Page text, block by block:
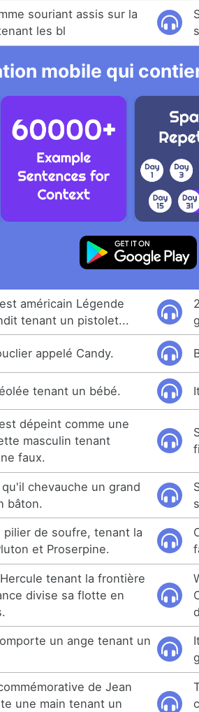
souriant assis sur la
les bl
mobile qui
américain Légende
tenant un pistolet...
appelé Candy.
tenant un bébé.
dépeint comme une
masculin tenant
faux.
chevauche un grand
bâton.
pilier de soufre, tenant la
et Proserpine.
tenant la frontière
divise sa flotte en
un ange tenant un
de Jean
une main tenant un